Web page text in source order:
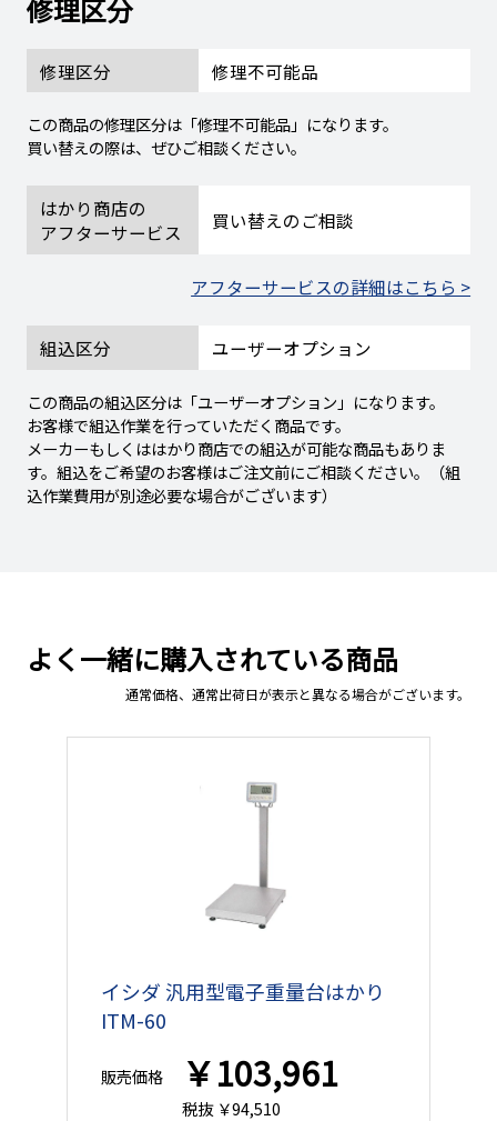
修理区分
修理区分 修理不可能品
この商品の修理区分は「修理不可能品」になります。
買い替えの際は、ぜひご相談ください。
はかり商店の
アフターサービス
買い替えのご相談
アフターサービスの詳細はこちら >
組込区分 ユーザーオプション
この商品の組込区分は「ユーザーオプション」になります。
お客様で組込作業を行っていただく商品です。
メーカーもしくははかり商店での組込が可能な商品もありま
す。組込をご希望のお客様はご注文前にご相談ください。（組
込作業費用が別途必要な場合がございます）
よく一緒に購入されている商品
通常価格、通常出荷日が表示と異なる場合がございます。
イシダ 汎用型電子重量台はかり
ITM-60
販売価格 ￥103,961
税抜 ￥94,510